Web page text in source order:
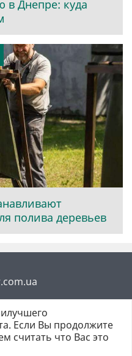
в Днепре: куда
полива деревьев
Если Вы продолжите
считать что Вас это